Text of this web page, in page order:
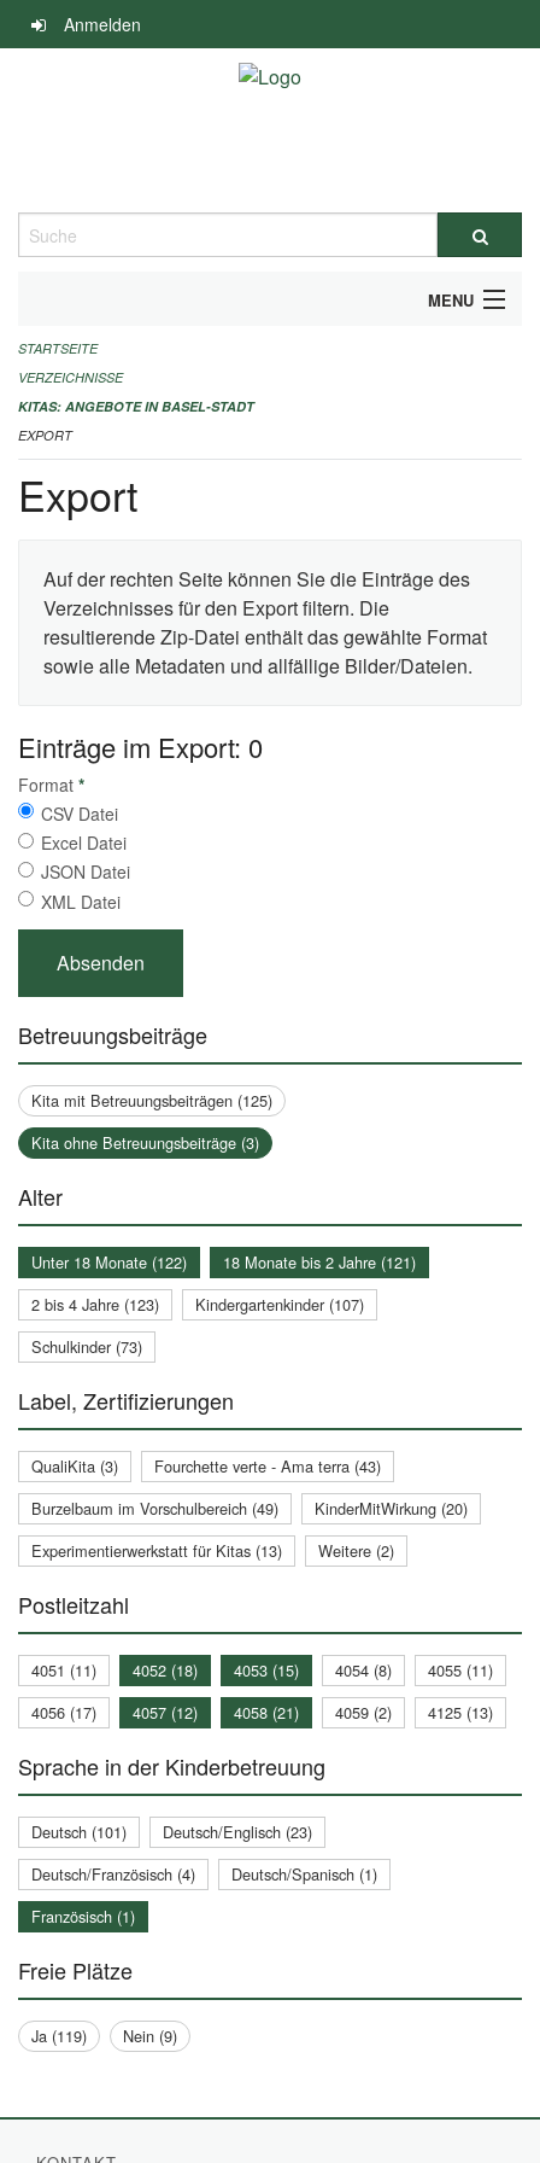
Navigation
überspringen
Anmelden
Suche
MENU
ALLGEMEINE INFORMATIONEN
IMPRESSUM
STARTSEITE
VERZEICHNISSE
KITAS: ANGEBOTE IN BASEL-STADT
EXPORT
Export
Auf der rechten Seite können Sie die Einträge des
Verzeichnisses für den Export filtern. Die
resultierende Zip-Datei enthält das gewählte Format
sowie alle Metadaten und allfällige Bilder/Dateien.
Einträge im Export: 0
Format *
CSV Datei
Excel Datei
JSON Datei
XML Datei
Betreuungsbeiträge
Kita mit Betreuungsbeiträgen (125)
Kita ohne Betreuungsbeiträge (3)
Alter
Unter 18 Monate (122)
18 Monate bis 2 Jahre (121)
2 bis 4 Jahre (123)
Kindergartenkinder (107)
Schulkinder (73)
Label, Zertifizierungen
QualiKita (3)
Fourchette verte - Ama terra (43)
Burzelbaum im Vorschulbereich (49)
KinderMitWirkung (20)
Experimentierwerkstatt für Kitas (13)
Weitere (2)
Postleitzahl
4051 (11) 4052 (18) 4053 (15) 4054 (8)
4055 (11)
4056 (17)
4057 (12) 4058 (21) 4059 (2) 4125 (13)
Sprache in der Kinderbetreuung
Deutsch (101)
Deutsch/Englisch (23)
Deutsch/Französisch (4)
Deutsch/Spanisch (1)
Französisch (1)
Freie Plätze
Ja (119) Nein (9)